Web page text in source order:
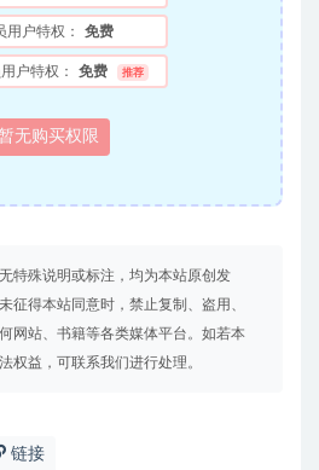
用户特权： 免费
户特权： 免费 推荐
无购买权限
特殊说明或标注，均为本站原创发
征得本站同意时，禁止复制、盗用、
网站、书籍等各类媒体平台。如若本
权益，可联系我们进行处理。
链接